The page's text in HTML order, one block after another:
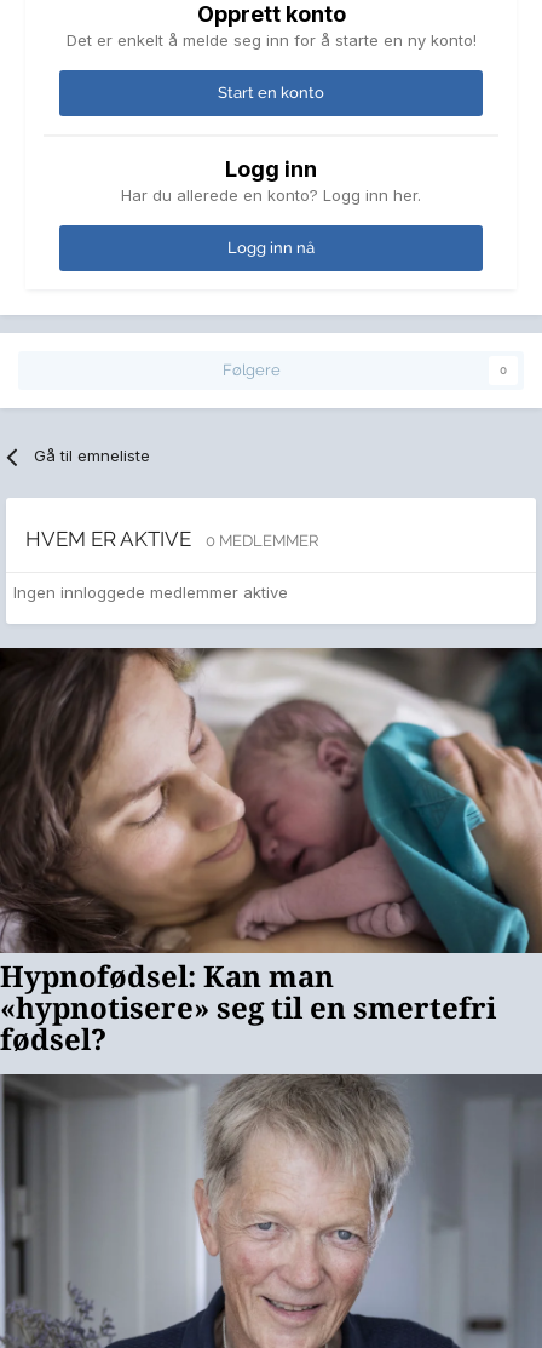
Opprett konto
Det er enkelt å melde seg inn for å starte en ny konto!
Start en konto
Logg inn
Har du allerede en konto? Logg inn her.
Logg inn nå
Følgere 0
Gå til emneliste
HVEM ER AKTIVE 0 MEDLEMMER
Ingen innloggede medlemmer aktive